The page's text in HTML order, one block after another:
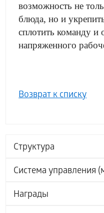
Структура
Система управления
Награды
возможность не
блюда, но и
сплотить команду и
напряженного
Возврат к списку